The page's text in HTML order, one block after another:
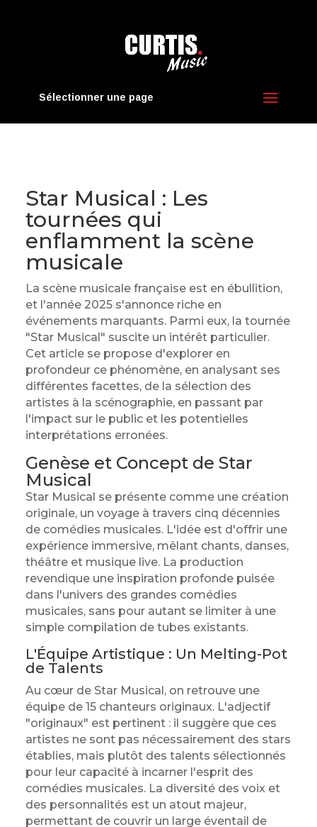
Sélectionner une page
Star Musical : Les
tournées qui
enflamment la scène
musicale
La scène musicale française est en ébullition,
et l'année 2025 s'annonce riche en
événements marquants. Parmi eux, la tournée
"Star Musical" suscite un intérêt particulier.
Cet article se propose d'explorer en
profondeur ce phénomène, en analysant ses
différentes facettes, de la sélection des
artistes à la scénographie, en passant par
l'impact sur le public et les potentielles
interprétations erronées.
Genèse et Concept de Star
Musical
Star Musical se présente comme une création
originale, un voyage à travers cinq décennies
de comédies musicales. L'idée est d'offrir une
expérience immersive, mêlant chants, danses,
théâtre et musique live. La production
revendique une inspiration profonde puisée
dans l'univers des grandes comédies
musicales, sans pour autant se limiter à une
simple compilation de tubes existants.
L'Équipe Artistique : Un Melting-Pot
de Talents
Au cœur de Star Musical, on retrouve une
équipe de 15 chanteurs originaux. L'adjectif
"originaux" est pertinent : il suggère que ces
artistes ne sont pas nécessairement des stars
établies, mais plutôt des talents sélectionnés
pour leur capacité à incarner l'esprit des
comédies musicales. La diversité des voix et
des personnalités est un atout majeur,
permettant de couvrir un large éventail de